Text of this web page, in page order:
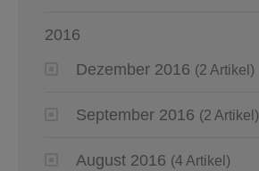
2016
Dezember 2016 (2 Artikel)
September 2016 (2 Artikel)
August 2016 (4 Artikel)